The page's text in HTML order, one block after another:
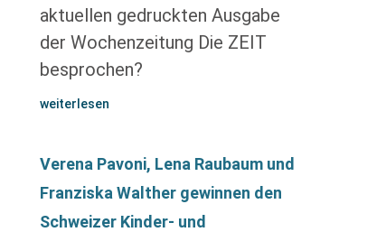
aktuellen gedruckten Ausgabe
der Wochenzeitung Die ZEIT
besprochen?
weiterlesen
Verena Pavoni, Lena Raubaum und
Franziska Walther gewinnen den
Schweizer Kinder- und